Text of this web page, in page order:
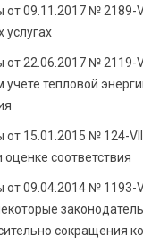
от 09.11.2017 №
от 22.06.2017 № 2119-
тепловой
от 15.01.2015 № 124-
оценке соответствия
от 09.04.2014 № 1193-
сокращения